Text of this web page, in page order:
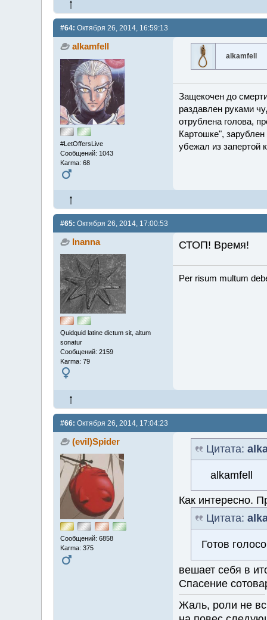
#64: Октября 26, 2014, 16:59:13
alkamfell
#LetOffersLive
Сообщений: 1043
Karma: 68
alkamfell
Защекочен до
раздавлен руками
отрублена голова,
Картошке",
убежал из запертой
#65: Октября 26, 2014, 17:00:53
Inanna
Quidquid latine dictum sit, altum
sonatur
Сообщений: 2159
Karma: 79
СТОП! Время!
Per risum multum
#66: Октября 26, 2014, 17:04:23
(evil)Spider
Сообщений: 6858
Karma: 375
Цитата:
alkamfell
Как интересно.
Цитата:
Готов
вешает себя в
Спасение
Жаль, роли не